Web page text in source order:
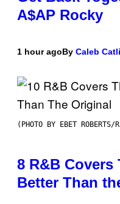
A$AP Rocky
1 hour agoBy Caleb
(PHOTO BY EBET ROBERTS/
8 R&B
Better Than